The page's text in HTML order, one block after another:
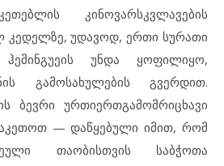
კინოვარსკვლავების
უდავოდ, ერთი სურათი
ჰემინგუეის უნდა ყოფილიყო,
გამოსახულების გვერდით.
ბევრი ურთიერთგამომრიცხავი
— დაწყებული იმით, რომ
თაობისთვის საბჭოთა